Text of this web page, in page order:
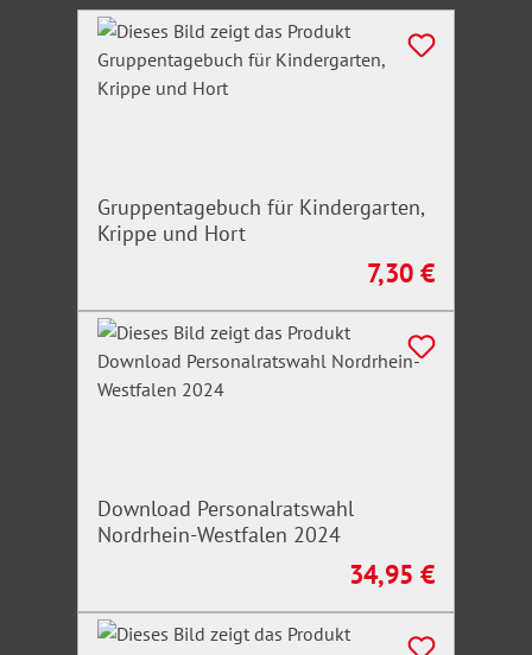
Produktgalerie überspringen
Gruppentagebuch für Kindergarten,
Krippe und Hort
Regulärer Preis:
7,30 €
Download Personalratswahl
Nordrhein-Westfalen 2024
Regulärer Preis:
34,95 €